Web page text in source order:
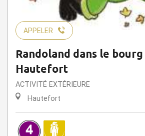
APPELER
Randoland dans le bourg
Hautefort
ACTIVITÉ EXTÉRIEURE
Hautefort